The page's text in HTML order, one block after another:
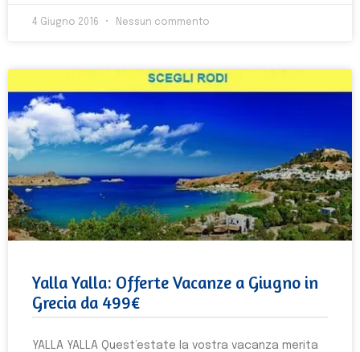
4 Giugno 2016 Nessun commento
Yalla Yalla: Offerte Vacanze a Giugno in
Grecia da 499€
YALLA YALLA Quest’estate la vostra vacanza merita